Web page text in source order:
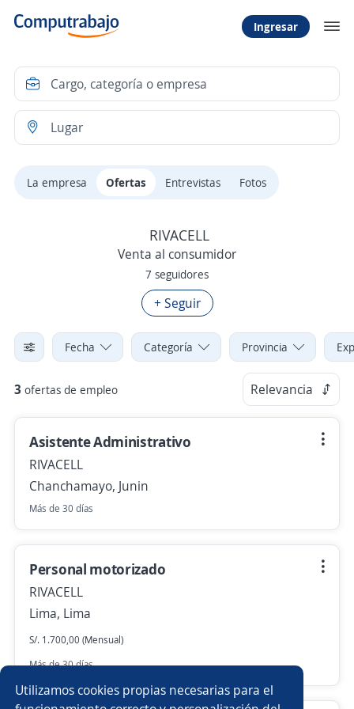
Ingresar
La empresa Ofertas Entrevistas Fotos
RIVACELL
Venta al consumidor
7 seguidores
+ Seguir
Fecha Categoría Provincia
3 ofertas de empleo Relevancia
Asistente Administrativo
RIVACELL
Chanchamayo, Junin
Más de 30 días
Personal motorizado
RIVACELL
Lima, Lima
S/. 1.700,00 (Mensual)
Más de 30 días
Utilizamos cookies propias necesarias para el